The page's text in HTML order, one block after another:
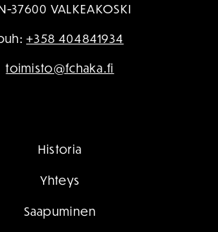
37600 VALKEAKOSKI
+358 404841934
toimisto@fchaka.fi
Historia
Yhteys
Saapuminen